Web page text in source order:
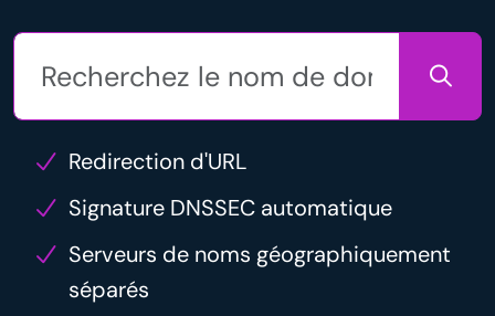
Redirection d'URL
Signature DNSSEC automatique
Serveurs de noms géographiquement
séparés